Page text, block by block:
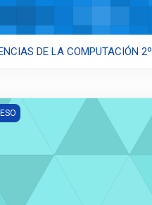
DE LA COMPUTACIÓN 2º
Y QUÍMICA 2º